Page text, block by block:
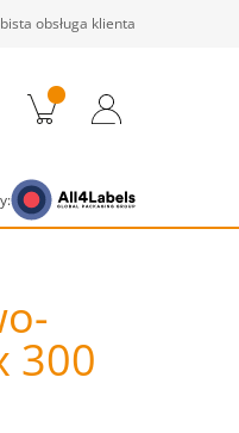
obsługa klienta
300